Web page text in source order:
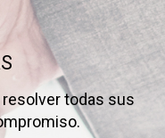
todas sus